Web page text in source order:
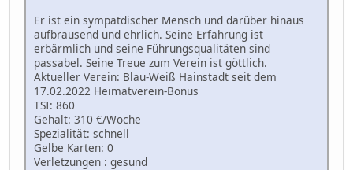
Er ist ein sympatdischer Mensch und darüber hinaus
aufbrausend und ehrlich. Seine Erfahrung ist
erbärmlich und seine Führungsqualitäten sind
passabel. Seine Treue zum Verein ist göttlich.
Aktueller Verein: Blau-Weiß Hainstadt seit dem
17.02.2022 Heimatverein-Bonus
TSI: 860
Gehalt: 310 €/Woche
Spezialität: schnell
Gelbe Karten: 0
Verletzungen : gesund